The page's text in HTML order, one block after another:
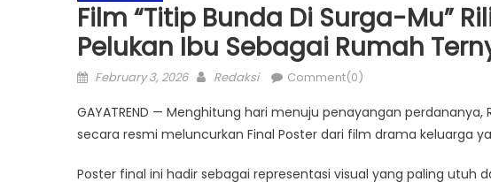
Film “Titip Bunda Di Surga-Mu”
Pelukan Ibu Sebagai Rumah
Posted
February 3, 2026 Author
Redaksi Comment(0)
GAYATREND — Menghitung hari menuju penayangan perdananya,
secara resmi meluncurkan Final Poster dari film drama keluarga
Poster final ini hadir sebagai representasi visual yang paling utuh